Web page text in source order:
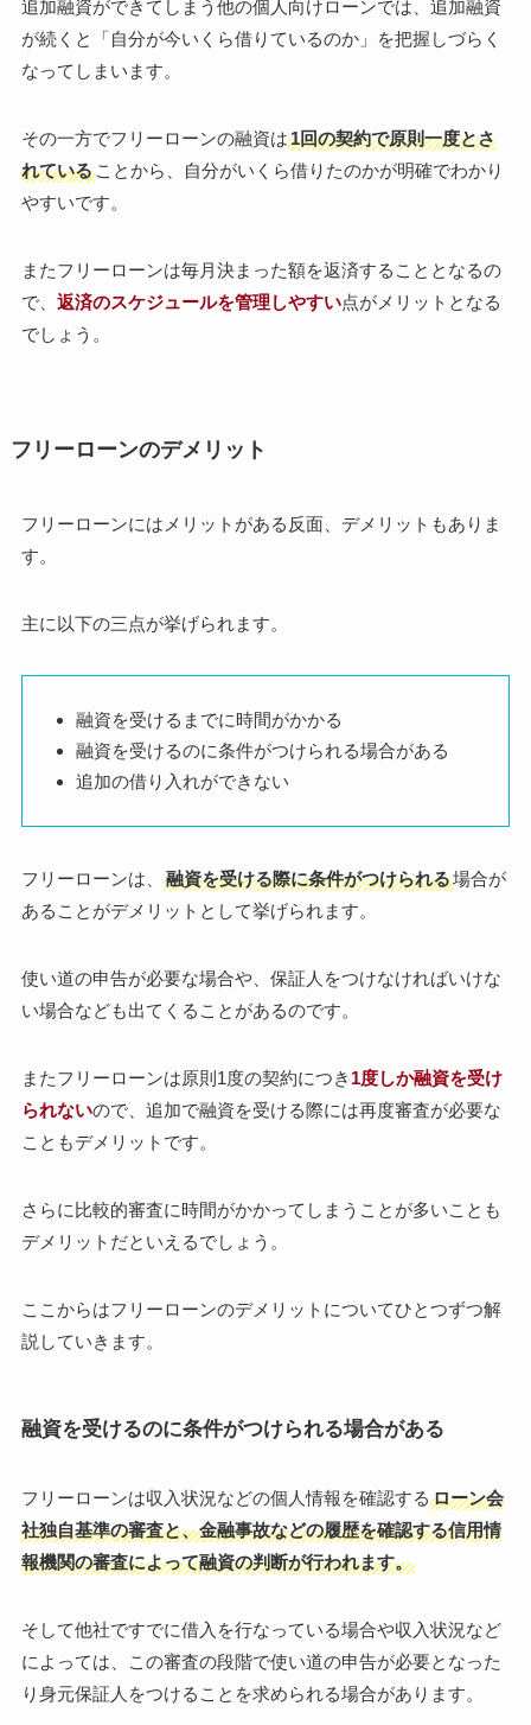
追加融資ができてしまう他の個人向けローンでは、追加融資
が続くと「自分が今いくら借りているのか」を把握しづらく
なってしまいます。
その一方でフリーローンの融資は1回の契約で原則一度とさ
れていることから、自分がいくら借りたのかが明確でわかり
やすいです。
またフリーローンは毎月決まった額を返済することとなるの
で、 返済のスケジュールを管理しやすい点がメリットとなる
でしょう。
フリーローンのデメリット
フリーローンにはメリットがある反面、デメリットもありま
す。
主に以下の三点が挙げられます。
融資を受けるまでに時間がかかる
融資を受けるのに条件がつけられる場合がある
追加の借り入れができない
フリーローンは、 融資を受ける際に条件がつけられる場合が
あることがデメリットとして挙げられます。
使い道の申告が必要な場合や、保証人をつけなければいけな
い場合なども出てくることがあるのです。
またフリーローンは原則1度の契約につき 1度しか融資を受け
られないので、追加で融資を受ける際には再度審査が必要な
こともデメリットです。
さらに比較的審査に時間がかかってしまうことが多いことも
デメリットだといえるでしょう。
ここからはフリーローンのデメリットについてひとつずつ解
説していきます。
融資を受けるのに条件がつけられる場合がある
フリーローンは収入状況などの個人情報を確認する ローン会
社独自基準の審査と、金融事故などの履歴を確認する信用情
報機関の審査によって融資の判断が行われます。
そして他社ですでに借入を行なっている場合や収入状況など
によっては、この審査の段階で使い道の申告が必要となった
り身元保証人をつけることを求められる場合があります。